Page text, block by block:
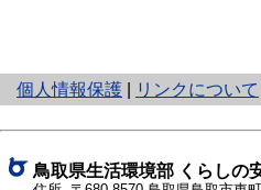
個人情報保護
と
り
ネ
ト
リンクについて
鳥取県生活環境部 くらしの